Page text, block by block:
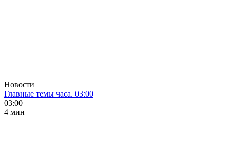
Новости
Главные темы часа. 03:00
03:00
4 мин